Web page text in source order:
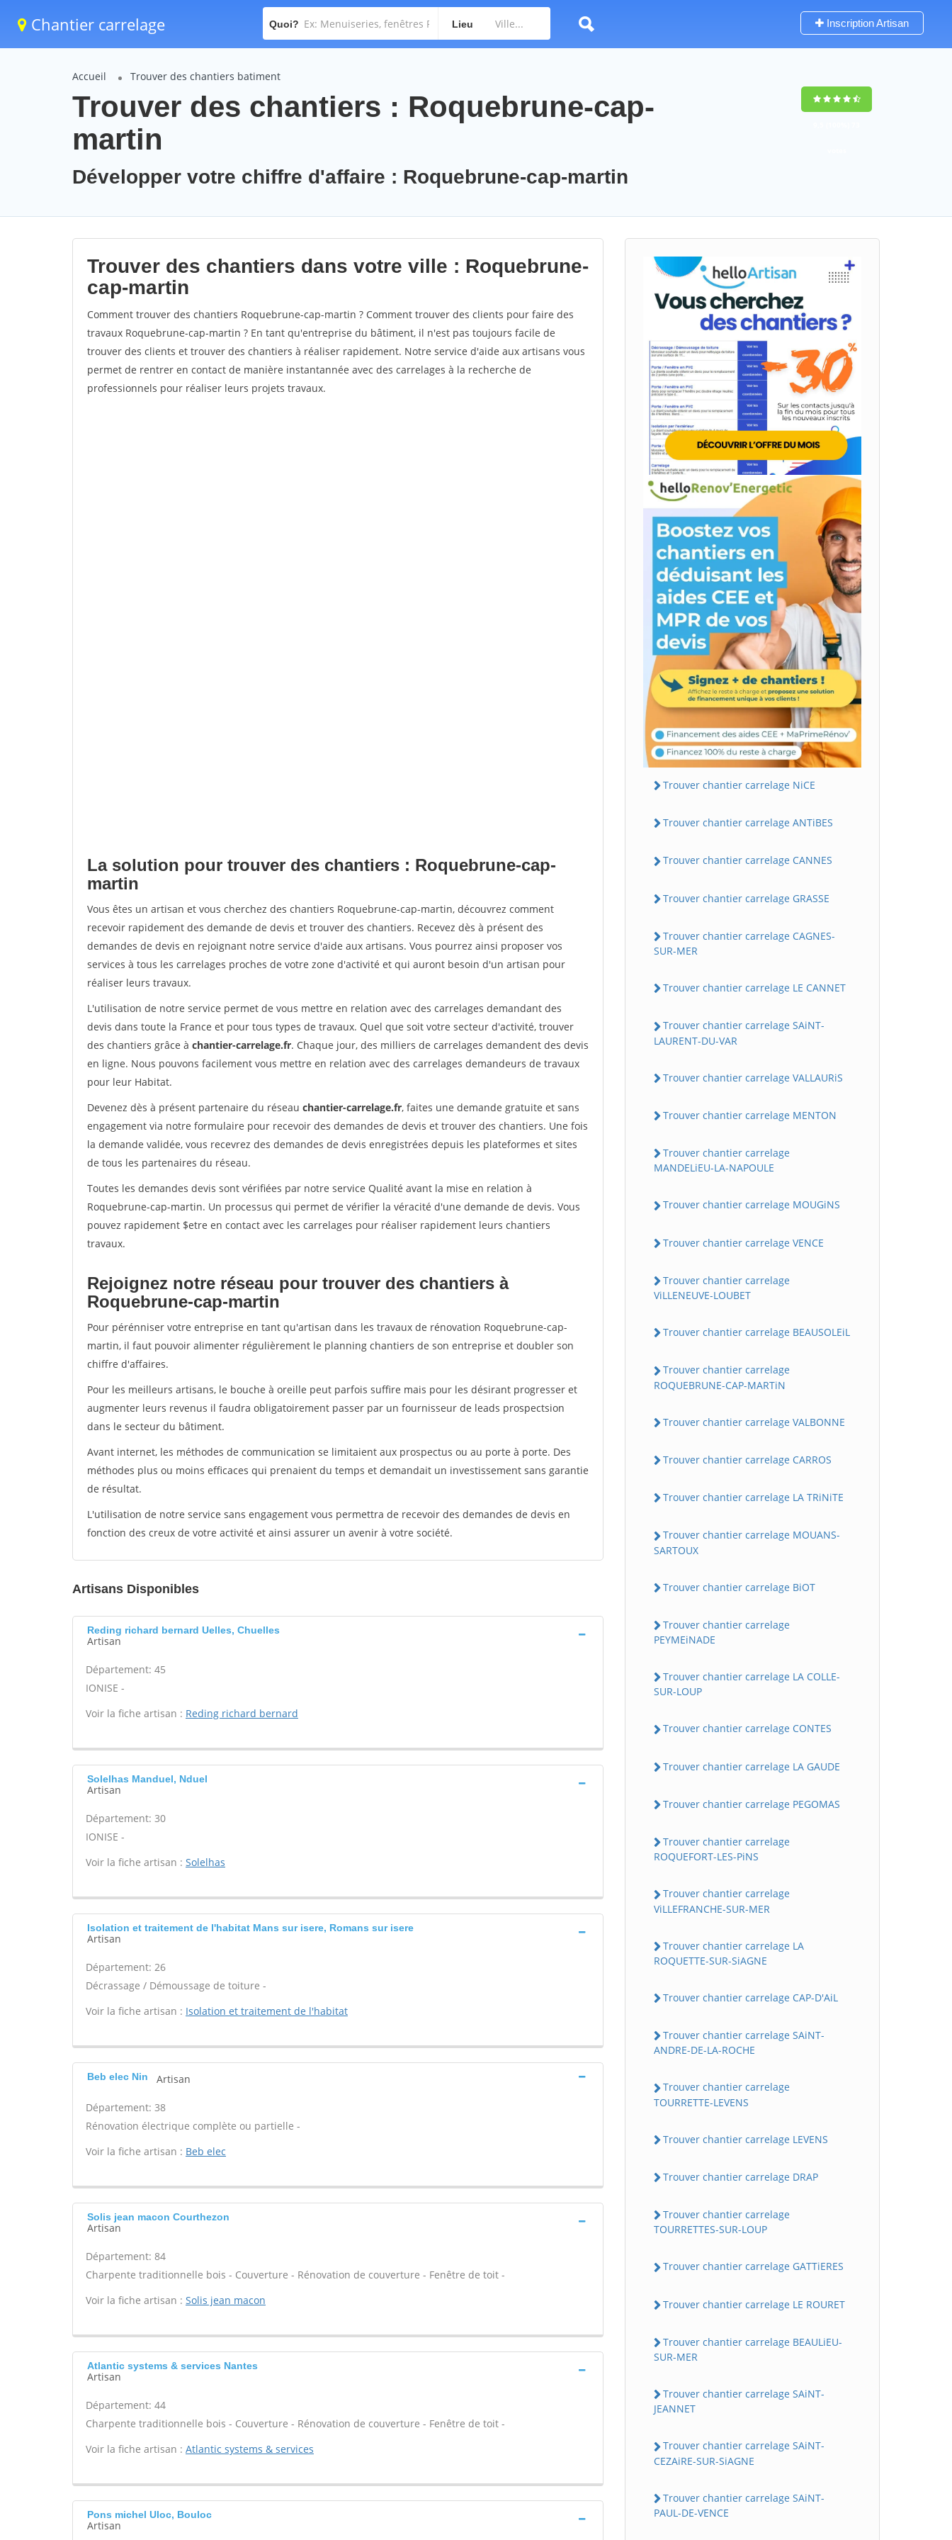
Chantier carrelage Quoi? Lieu Inscription Artisan
Accueil Trouver des chantiers batiment
Trouver des chantiers : Roquebrune-cap-
martin
Développer votre chiffre d'affaire : Roquebrune-cap-martin
Trouver des chantiers dans votre ville : Roquebrune-
cap-martin
Comment trouver des chantiers Roquebrune-cap-martin ? Comment trouver des clients pour faire des
travaux Roquebrune-cap-martin ? En tant qu'entreprise du bâtiment, il n'est pas toujours facile de
trouver des clients et trouver des chantiers à réaliser rapidement. Notre service d'aide aux artisans vous
permet de rentrer en contact de manière instantannée avec des carrelages à la recherche de
professionnels pour réaliser leurs projets travaux.
La solution pour trouver des chantiers : Roquebrune-cap-
martin
Vous êtes un artisan et vous cherchez des chantiers Roquebrune-cap-martin, découvrez comment
recevoir rapidement des demande de devis et trouver des chantiers. Recevez dès à présent des
demandes de devis en rejoignant notre service d'aide aux artisans. Vous pourrez ainsi proposer vos
services à tous les carrelages proches de votre zone d'activité et qui auront besoin d'un artisan pour
réaliser leurs travaux.
L'utilisation de notre service permet de vous mettre en relation avec des carrelages demandant des
devis dans toute la France et pour tous types de travaux. Quel que soit votre secteur d'activité, trouver
des chantiers grâce à chantier-carrelage.fr. Chaque jour, des milliers de carrelages demandent des devis
en ligne. Nous pouvons facilement vous mettre en relation avec des carrelages demandeurs de travaux
pour leur Habitat.
Devenez dès à présent partenaire du réseau chantier-carrelage.fr, faites une demande gratuite et sans
engagement via notre formulaire pour recevoir des demandes de devis et trouver des chantiers. Une fois
la demande validée, vous recevrez des demandes de devis enregistrées depuis les plateformes et sites
de tous les partenaires du réseau.
Toutes les demandes devis sont vérifiées par notre service Qualité avant la mise en relation à
Roquebrune-cap-martin. Un processus qui permet de vérifier la véracité d'une demande de devis. Vous
pouvez rapidement $etre en contact avec les carrelages pour réaliser rapidement leurs chantiers
travaux.
Rejoignez notre réseau pour trouver des chantiers à
Roquebrune-cap-martin
Pour pérénniser votre entreprise en tant qu'artisan dans les travaux de rénovation Roquebrune-cap-
martin, il faut pouvoir alimenter régulièrement le planning chantiers de son entreprise et doubler son
chiffre d'affaires.
Pour les meilleurs artisans, le bouche à oreille peut parfois suffire mais pour les désirant progresser et
augmenter leurs revenus il faudra obligatoirement passer par un fournisseur de leads prospectsion
dans le secteur du bâtiment.
Avant internet, les méthodes de communication se limitaient aux prospectus ou au porte à porte. Des
méthodes plus ou moins efficaces qui prenaient du temps et demandait un investissement sans garantie
de résultat.
L'utilisation de notre service sans engagement vous permettra de recevoir des demandes de devis en
fonction des creux de votre activité et ainsi assurer un avenir à votre société.
Artisans Disponibles
Reding richard bernard Uelles, Chuelles
Artisan
Département: 45
IONISE -
Voir la fiche artisan : Reding richard bernard
Solelhas Manduel, Nduel
Artisan
Département: 30
IONISE -
Voir la fiche artisan : Solelhas
Isolation et traitement de l'habitat Mans sur isere, Romans sur isere
Artisan
Département: 26
Décrassage / Démoussage de toiture -
Voir la fiche artisan : Isolation et traitement de l'habitat
Beb elec Nin Artisan
Département: 38
Rénovation électrique complète ou partielle -
Voir la fiche artisan : Beb elec
Solis jean macon Courthezon
Artisan
Département: 84
Charpente traditionnelle bois - Couverture - Rénovation de couverture - Fenêtre de toit -
Voir la fiche artisan : Solis jean macon
Atlantic systems & services Nantes
Artisan
Département: 44
Charpente traditionnelle bois - Couverture - Rénovation de couverture - Fenêtre de toit -
Voir la fiche artisan : Atlantic systems & services
Pons michel Uloc, Bouloc
Artisan
Trouver chantier carrelage NiCE
Trouver chantier carrelage ANTiBES
Trouver chantier carrelage CANNES
Trouver chantier carrelage GRASSE
Trouver chantier carrelage CAGNES-
SUR-MER
Trouver chantier carrelage LE CANNET
Trouver chantier carrelage SAiNT-
LAURENT-DU-VAR
Trouver chantier carrelage VALLAURiS
Trouver chantier carrelage MENTON
Trouver chantier carrelage
MANDELiEU-LA-NAPOULE
Trouver chantier carrelage MOUGiNS
Trouver chantier carrelage VENCE
Trouver chantier carrelage
ViLLENEUVE-LOUBET
Trouver chantier carrelage BEAUSOLEiL
Trouver chantier carrelage
ROQUEBRUNE-CAP-MARTiN
Trouver chantier carrelage VALBONNE
Trouver chantier carrelage CARROS
Trouver chantier carrelage LA TRiNiTE
Trouver chantier carrelage MOUANS-
SARTOUX
Trouver chantier carrelage BiOT
Trouver chantier carrelage
PEYMEiNADE
Trouver chantier carrelage LA COLLE-
SUR-LOUP
Trouver chantier carrelage CONTES
Trouver chantier carrelage LA GAUDE
Trouver chantier carrelage PEGOMAS
Trouver chantier carrelage
ROQUEFORT-LES-PiNS
Trouver chantier carrelage
ViLLEFRANCHE-SUR-MER
Trouver chantier carrelage LA
ROQUETTE-SUR-SiAGNE
Trouver chantier carrelage CAP-D'AiL
Trouver chantier carrelage SAiNT-
ANDRE-DE-LA-ROCHE
Trouver chantier carrelage
TOURRETTE-LEVENS
Trouver chantier carrelage LEVENS
Trouver chantier carrelage DRAP
Trouver chantier carrelage
TOURRETTES-SUR-LOUP
Trouver chantier carrelage GATTiERES
Trouver chantier carrelage LE ROURET
Trouver chantier carrelage BEAULiEU-
SUR-MER
Trouver chantier carrelage SAiNT-
JEANNET
Trouver chantier carrelage SAiNT-
CEZAiRE-SUR-SiAGNE
Trouver chantier carrelage SAiNT-
PAUL-DE-VENCE